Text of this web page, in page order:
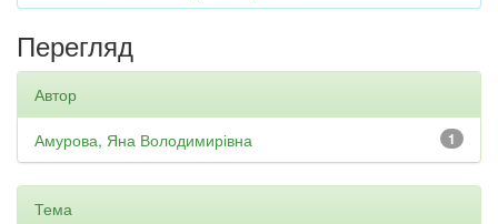
Перегляд
Автор
1
Амурова, Яна Володимирівна
Тема